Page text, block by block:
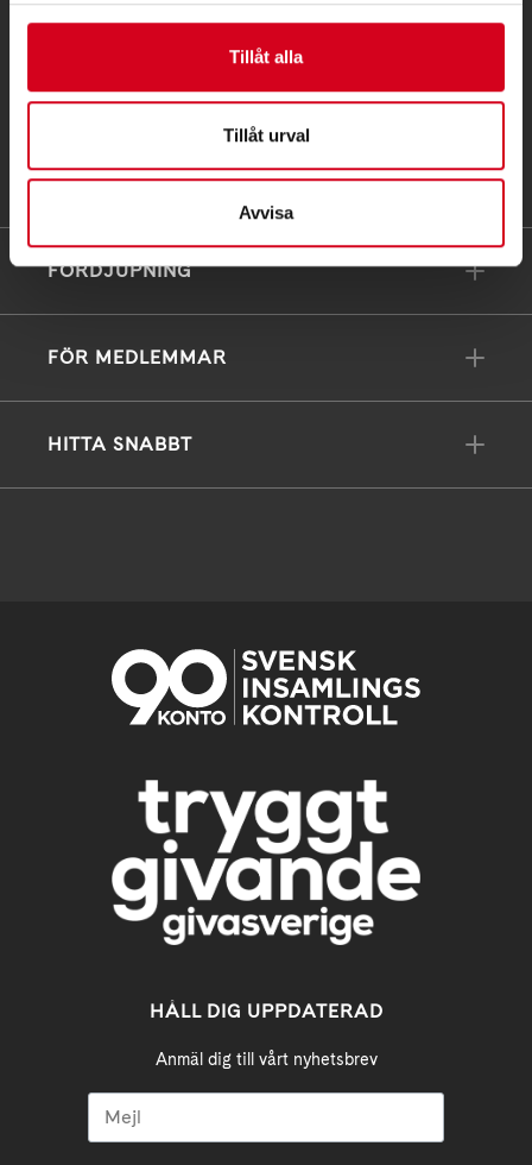
Tillåt alla
Tillåt urval
Avvisa
75 | Organisationsnummer 802002-3605
Till kontaktsidan
FÖRDJUPNING
FÖR MEDLEMMAR
HITTA SNABBT
HÅLL DIG UPPDATERAD
Anmäl dig till vårt nyhetsbrev